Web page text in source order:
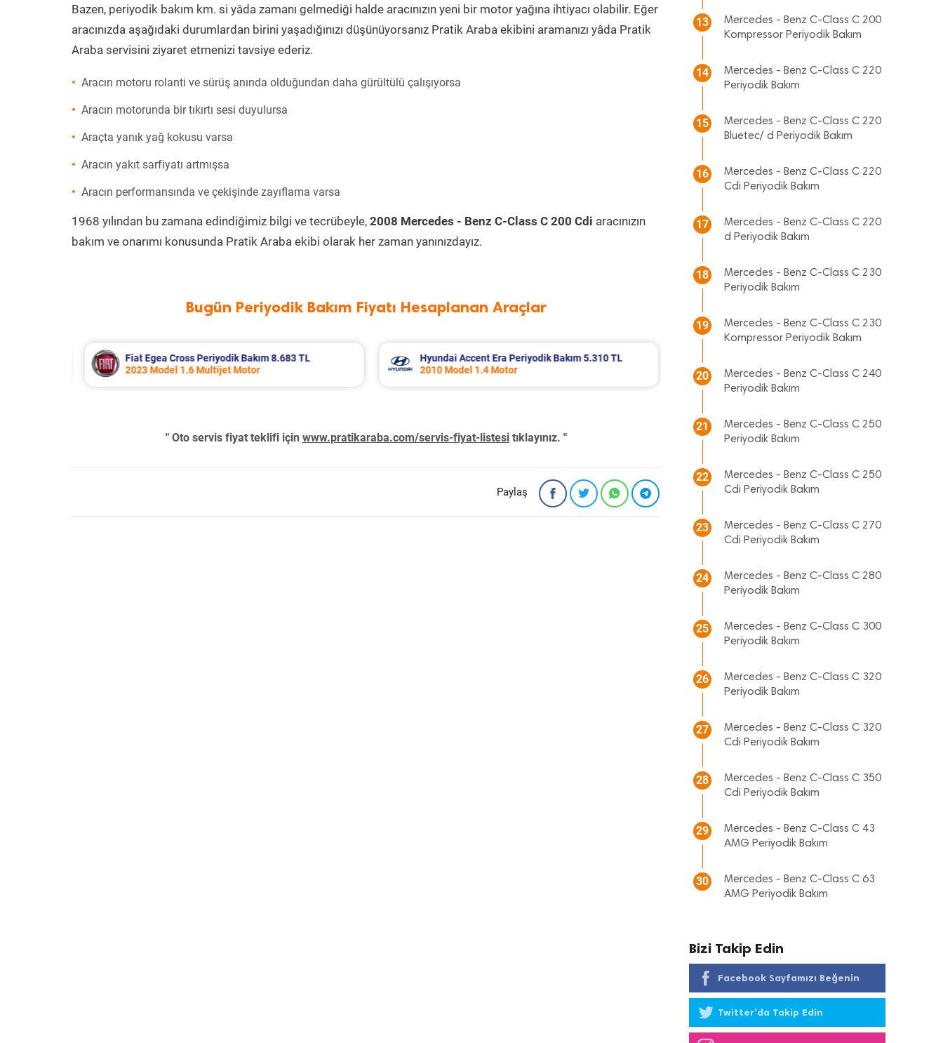
Bazen, periyodik bakım km. si yâda zamanı gelmediği halde aracınızın yeni bir motor yağına ihtiyacı olabilir. Eğer
aracınızda aşağıdaki durumlardan birini yaşadığınızı düşünüyorsanız Pratik Araba ekibini aramanızı yâda Pratik
Araba servisini ziyaret etmenizi tavsiye ederiz.
Aracın motoru rolanti ve sürüş anında olduğundan daha gürültülü çalışıyorsa
Aracın motorunda bir tıkırtı sesi duyulursa
Araçta yanık yağ kokusu varsa
Aracın yakıt sarfiyatı artmışsa
Aracın performansında ve çekişinde zayıflama varsa
1968 yılından bu zamana edindiğimiz bilgi ve tecrübeyle, 2008 Mercedes - Benz C-Class C 200 Cdi aracınızın
bakım ve onarımı konusunda Pratik Araba ekibi olarak her zaman yanınızdayız.
Bugün Periyodik Bakım Fiyatı Hesaplanan Araçlar
Hyundai Accent Era Periyodik Bakım 5.310 TL
2010 Model 1.4 Motor
Nissan Micra Periyodik Bakım 6.399 TL
2019 Model 1.2 Motor
2006 Model 1.5 Dci Motor
" Oto servis fiyat teklifi için www.pratikaraba.com/servis-fiyat-listesi tıklayınız. "
Paylaş
13
Mercedes - Benz C-Class C 200
Kompressor Periyodik Bakım
14
Mercedes - Benz C-Class C 220
Periyodik Bakım
15
Mercedes - Benz C-Class C 220
Bluetec/ d Periyodik Bakım
16
Mercedes - Benz C-Class C 220
Cdi Periyodik Bakım
17
Mercedes - Benz C-Class C 220
d Periyodik Bakım
18
Mercedes - Benz C-Class C 230
Periyodik Bakım
19
Mercedes - Benz C-Class C 230
Kompressor Periyodik Bakım
20
Mercedes - Benz C-Class C 240
Periyodik Bakım
21
Mercedes - Benz C-Class C 250
Periyodik Bakım
22
Mercedes - Benz C-Class C 250
Cdi Periyodik Bakım
23
Mercedes - Benz C-Class C 270
Cdi Periyodik Bakım
24
Mercedes - Benz C-Class C 280
Periyodik Bakım
25
Mercedes - Benz C-Class C 300
Periyodik Bakım
26
Mercedes - Benz C-Class C 320
Periyodik Bakım
27
Mercedes - Benz C-Class C 320
Cdi Periyodik Bakım
28
Mercedes - Benz C-Class C 350
Cdi Periyodik Bakım
29
Mercedes - Benz C-Class C 43
AMG Periyodik Bakım
30
Mercedes - Benz C-Class C 63
AMG Periyodik Bakım
Bizi Takip Edin
Facebook Sayfamızı Beğenin
Twitter'da Takip Edin